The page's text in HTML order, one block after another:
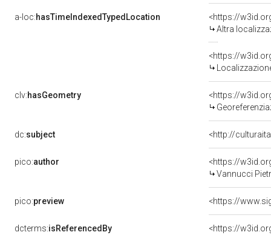
a-loc:hasTimeIndexedTypedLocation
<https://
Altra
<https://
clv:hasGeometry
<https://
dc:subject <http://
pico:author
<https://
Vannucci
pico:preview
dcterms:isReferencedBy
<https://